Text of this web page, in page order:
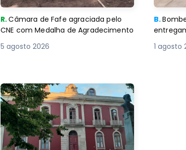
R.Câmara de Fafe agraciada pelo
CNE com Medalha de Agradecimento
5 agosto 2026
B.
1 agosto